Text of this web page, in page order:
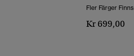
Fler Färger Finns
Kr 699,00